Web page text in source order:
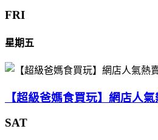
FRI
星期五
【超級爸媽食買玩】網店人
SAT